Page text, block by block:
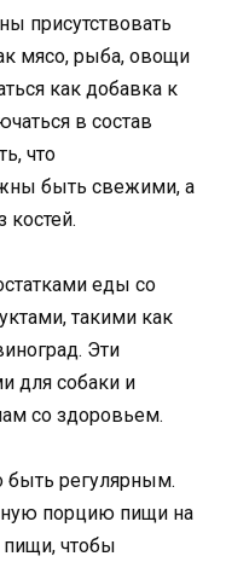
присутствовать
мясо, рыба, овощи
как добавка к
в состав
что
быть свежими, а
еды со
такими как
Эти
для собаки и
со здоровьем.
быть регулярным.
порцию пищи на
чтобы